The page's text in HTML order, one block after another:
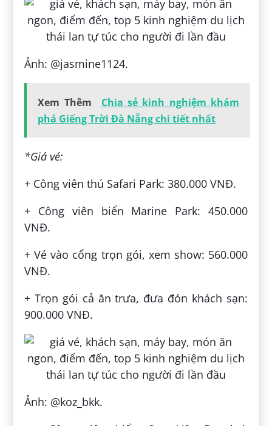
Ảnh: @jasmine1124.
Xem Thêm
Chia sẻ kinh nghiệm khám
phá Giếng Trời Đà Nẵng chi tiết nhất
*Giá vé:
+ Công viên thú Safari Park: 380.000 VNĐ.
+ Công viên biển Marine Park: 450.000
VNĐ.
+ Vé vào cổng trọn gói, xem show: 560.000
VNĐ.
+ Trọn gói cả ăn trưa, đưa đón khách sạn:
900.000 VNĐ.
Ảnh: @koz_bkk.